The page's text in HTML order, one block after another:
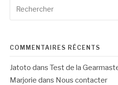
pour
COMMENTAIRES RÉCENTS
Jatoto dans Test de la
Marjorie dans Nous contacter